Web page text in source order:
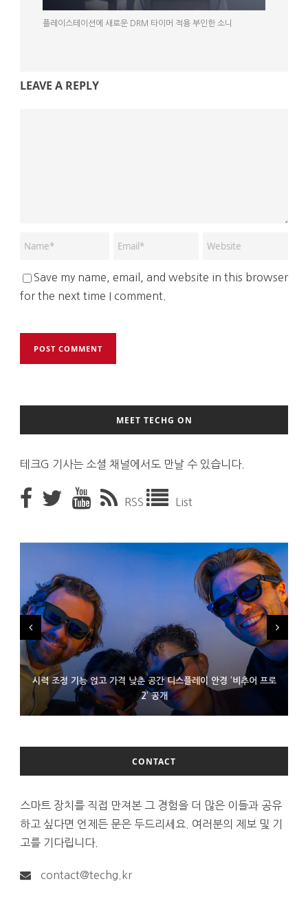
플레이스테이션에 새로운 DRM 타이머 적용 부인한 소니
LEAVE A REPLY
Save my name, email, and website in this browser
for the next time I comment.
MEET TECHG ON
테크G 기사는 소셜 채널에서도 만날 수 있습니다.
RSS List
시력 조정 기능 얹고 가격 낮춘 공간 디스플레이 안경 ‘비추어 프로
2’ 공개
D램 부족에 10억달러어치 아이폰18 프로세서 패키징 대기 중
300~400달러 반지형 스피커 준비하는 오픈AI
CONTACT
스마트 장치를 직접 만져본 그 경험을 더 많은 이들과 공유
하고 싶다면 언제든 문은 두드리세요. 여러분의 제보 및 기
고를 기다립니다.
contact@techg.kr